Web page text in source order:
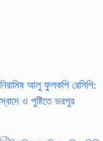
নিরামিষ আলু ফুলকপি রেসিপি:
স্বাদে ও পুষ্টিতে ভরপুর